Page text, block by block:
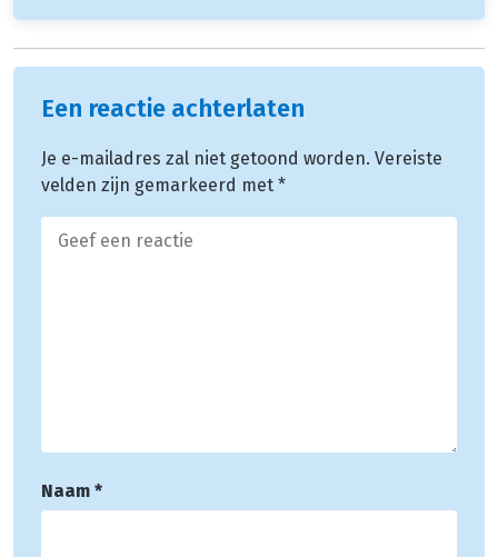
Een reactie achterlaten
Je e-mailadres zal niet getoond worden. Vereiste
velden zijn gemarkeerd met *
Naam *